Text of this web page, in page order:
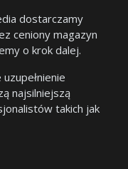
dostarczamy
ceniony magazyn
o krok dalej.
najsilniejszą
takich jak